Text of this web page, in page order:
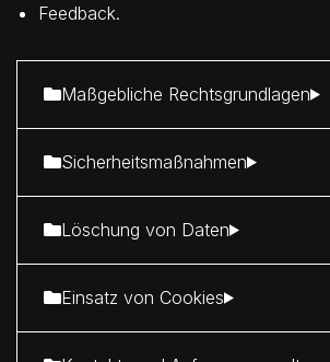
Feedback.
Maßgebliche Rechtsgrundlagen
Sicherheitsmaßnahmen
Löschung von Daten
Einsatz von Cookies